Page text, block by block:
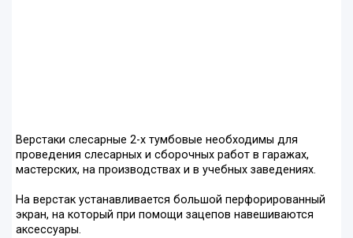
Верстаки слесарные 2-х тумбовые необходимы для
проведения слесарных и сборочных работ в гаражах,
мастерских, на производствах и в учебных заведениях.
На верстак устанавливается большой перфорированный
экран, на который при помощи зацепов навешиваются
аксессуары.